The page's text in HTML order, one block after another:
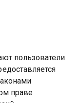
пользователи
праве